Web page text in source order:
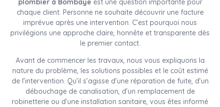
plombier à Bombaye est une question importante pour
chaque client. Personne ne souhaite découvrir une facture
imprévue après une intervention. C’est pourquoi nous
privilégions une approche claire, honnête et transparente dès
le premier contact.
Avant de commencer les travaux, nous vous expliquons la
nature du problème, les solutions possibles et le coût estimé
de l’intervention. Qu’il s’agisse d’une réparation de fuite, d’un
débouchage de canalisation, d’un remplacement de
robinetterie ou d’une installation sanitaire, vous êtes informé